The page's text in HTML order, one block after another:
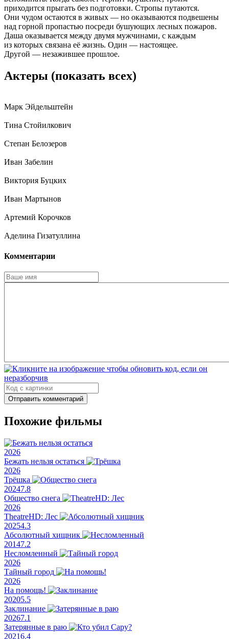
приходится прыгать без подготовки. Стропы путаются.
Они чудом остаются в живых — но оказываются подвешены
над горной пропастью посреди бушующих лесных пожаров.
Даша оказывается между двумя мужчинами, с каждым
из которых связана её жизнь. Один — настоящее.
Другой — незажившее прошлое.
Актеры (показать всех)
Марк Эйдельштейн
Тина Стойилкович
Степан Белозеров
Иван Забелин
Виктория Буцких
Иван Мартынов
Артемий Корочков
Аделина Гизатуллина
Комментарии
Отправить комментарий
Похожие фильмы
2026
Бежать нельзя остаться
2026
Трёшка
20247.8
Общество снега
2026
TheatreHD: Лес
20254.3
Абсолютный хищник
20147.2
Несломленный
2026
Тайный город
2026
На помощь!
20205.5
Заклинание
20267.1
Затерянные в раю
20216.4